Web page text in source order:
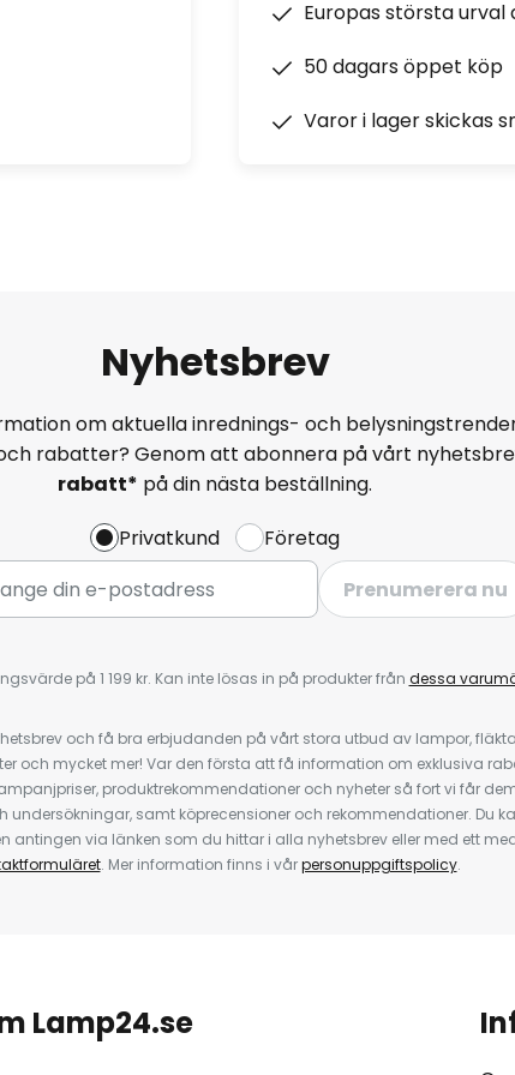
Europas största urval
50 dagars öppet köp
Varor i lager skickas
Nyhetsbrev
om aktuella inrednings- och
rabatter? Genom att abonnera på vårt
rabatt* på din nästa beställning.
Privatkund
Företag
Prenumerera nu
på 1 199 kr. Kan inte lösas in på produkter från dessa
och få bra erbjudanden på vårt stora utbud av lampor,
och mycket mer! Var den första att få information om exklusiva
produktrekommendationer och nyheter så fort vi får
undersökningar, samt köprecensioner och rekommendationer. Du
antingen via länken som du hittar i alla nyhetsbrev eller med ett
. Mer information finns i vårpersonuppgiftspolicy.
Lamp24.se